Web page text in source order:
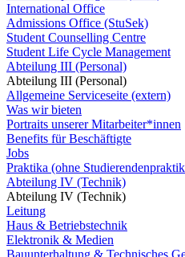
International Office
Admissions Office (StuSek)
Student Counselling Centre
Student Life Cycle Management
Abteilung III (Personal)
Abteilung III (Personal)
Allgemeine Serviceseite (extern)
Was wir bieten
Portraits unserer Mitarbeiter*innen
Benefits für Beschäftigte
Jobs
Praktika (ohne
Abteilung IV (Technik)
Abteilung IV (Technik)
Leitung
Haus & Betriebstechnik
Elektronik & Medien
Bauunterhaltung & Technisches